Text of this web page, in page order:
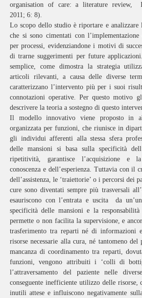
organisation of care: a literature review,
2011; 6: 8).
Lo scopo dello studio è riportare e analizzare
che si sono cimentati con
per processi, evidenziandone i motivi di
di trarne suggerimenti per future
semplice, come dimostra la strategia
articoli rilevanti, a causa delle diverse
caratterizzano l’intervento più per i suoi
connotazioni operative. Per questo motivo
descrivere la teoria a sostegno di questo
Il modello innovativo viene proposto in
organizzata per funzioni, che riunisce in
gli individui afferenti alla stessa sfera
delle mansioni si basa sulla specificità
ripetitività, garantisce l’acquisizione e
conoscenza e dell’esperienza. Tuttavia con il
dell’assistenza, le ‘traiettorie’ o i percorsi dei
cure sono diventati sempre più trasversali
esauriscono con l’entrata e uscita da
specificità delle mansioni e la
permette o non facilita la supervisione, e
trasferimento tra reparti né di informazioni
risorse necessarie alla cura, né tantomeno del
mancanza di coordinamento tra reparti,
funzioni, vengono attribuiti i ‘colli di
l’attraversamento del paziente nelle
conseguente inefficiente utilizzo delle risorse,
inutili attese e influiscono negativamente